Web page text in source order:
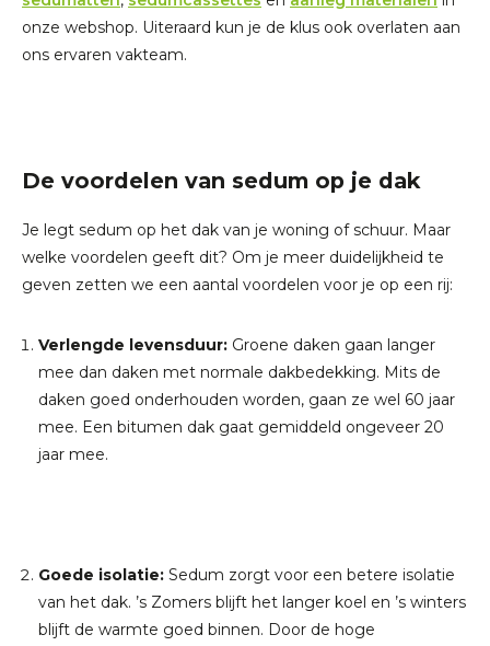
onze webshop. Uiteraard kun je de klus ook overlaten aan
ons ervaren vakteam.
De voordelen van sedum op je dak
Je legt sedum op het dak van je woning of schuur. Maar
welke voordelen geeft dit? Om je meer duidelijkheid te
geven zetten we een aantal voordelen voor je op een rij:
Verlengde levensduur: Groene daken gaan langer
mee dan daken met normale dakbedekking. Mits de
daken goed onderhouden worden, gaan ze wel 60 jaar
mee. Een bitumen dak gaat gemiddeld ongeveer 20
jaar mee.
Goede isolatie: Sedum zorgt voor een betere isolatie
van het dak. ’s Zomers blijft het langer koel en ’s winters
blijft de warmte goed binnen. Door de hoge